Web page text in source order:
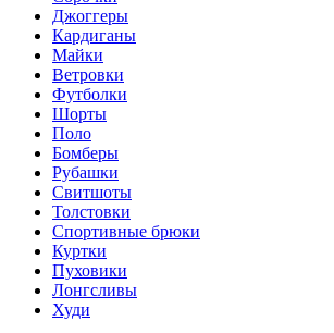
Джоггеры
Кардиганы
Майки
Ветровки
Футболки
Шорты
Поло
Бомберы
Рубашки
Свитшоты
Толстовки
Спортивные брюки
Куртки
Пуховики
Лонгсливы
Худи